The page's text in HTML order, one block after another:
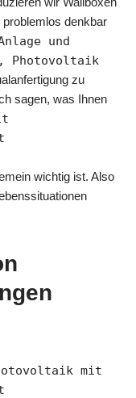
denkbar
und
Photovoltaik
zu
sagen, was Ihnen
wichtig ist. Also
mit